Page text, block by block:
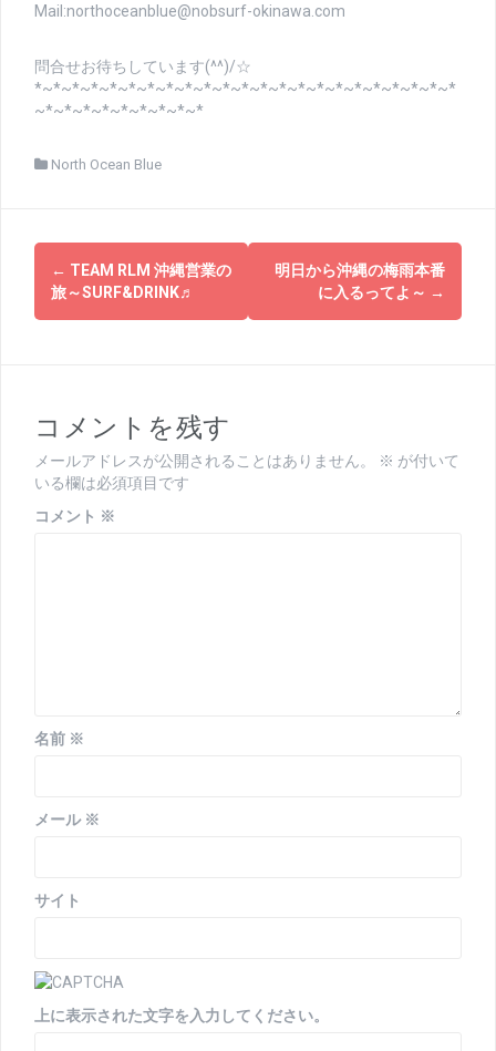
Mail:northoceanblue@nobsurf-okinawa.com
問合せお待ちしています(^^)/☆
*~*~*~*~*~*~*~*~*~*~*~*~*~*~*~*~*~*~*~*~*~*~*
~*~*~*~*~*~*~*~*~*
North Ocean Blue
投
稿
ナ
ゲ
ー
シ
ョ
← TEAM RLM 沖縄営業の
旅～SURF&DRINK♬
明日から沖縄の梅雨本番
に入るってよ～ →
コメントを残す
メールアドレスが公開されることはありません。 ※ が付いて
いる欄は必須項目です
コメント ※
名前 ※
メール ※
サイト
上に表示された文字を入力してください。